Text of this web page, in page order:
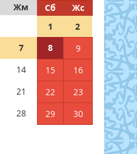
Жм Сб
Жс
1
2
7 8
9
14 15
16
21 22
23
28 29
30